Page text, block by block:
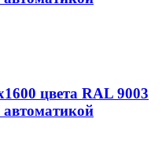
цвета RAL 9003
автоматикой